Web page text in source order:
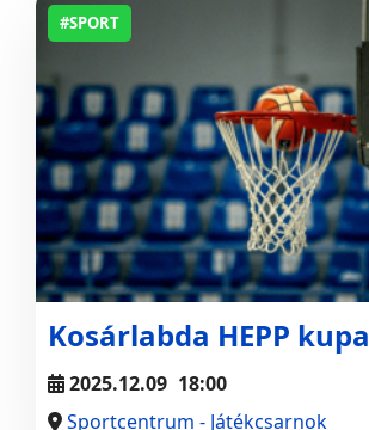
#SPORT
Kosárlabda HEPP kupa
2025.12.09 18:00
Sportcentrum - Játékcsarnok